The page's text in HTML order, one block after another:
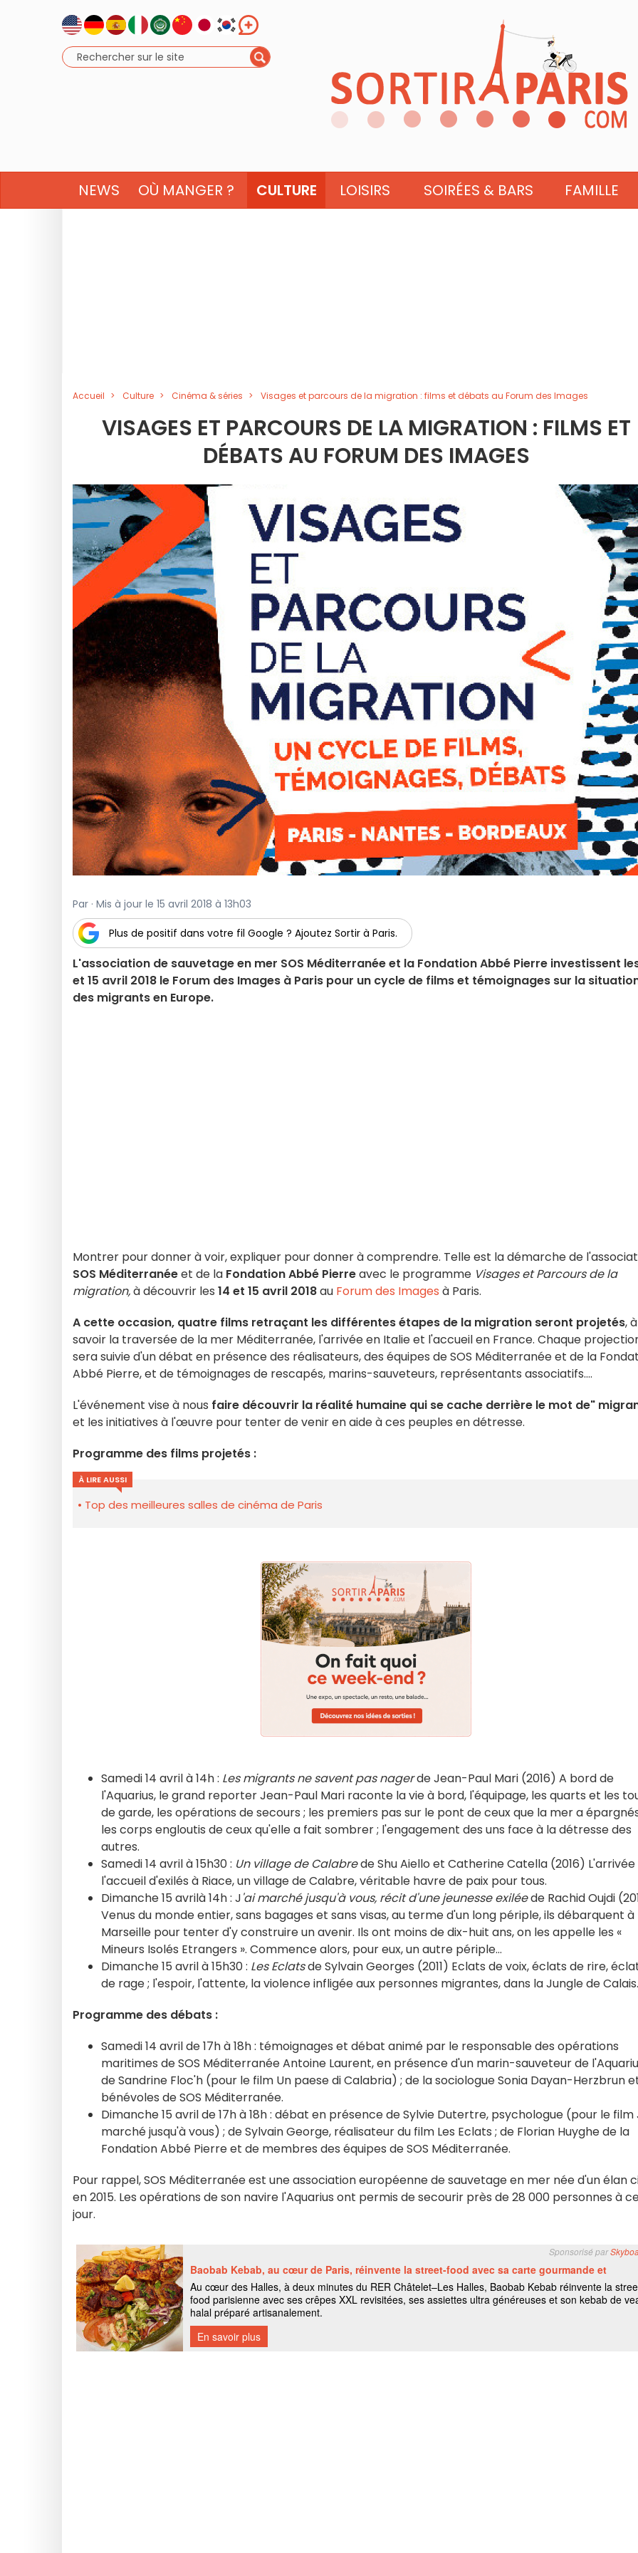
NEWS OÙ MANGER ? CULTURE LOISIRS SOIRÉES & BARS FAMILLE
Accueil Culture Cinéma & séries Visages et parcours de la migration : films et débats au Forum des Images
VISAGES ET PARCOURS DE LA MIGRATION : FILMS ET
DÉBATS AU FORUM DES IMAGES
Par · Mis à jour le 15 avril 2018 à 13h03
Plus de positif dans votre fil Google ? Ajoutez Sortir à Paris.
L'association de sauvetage en mer SOS Méditerranée et la Fondation Abbé Pierre investissent
et 15 avril 2018 le Forum des Images à Paris pour un cycle de films et témoignages sur la
des migrants en Europe.
Montrer pour donner à voir, expliquer pour donner à comprendre. Telle est la démarche de
SOS Méditerranéeet de la Fondation Abbé Pierreavec le programme Visages et Parcours de la
migration,à découvrir les 14 et 15 avril 2018au Forum des Images à Paris.
A cette occasion, quatre films retraçant les différentes étapes de la migration seront projetés, à
savoir la traversée de la mer Méditerranée, l'arrivée en Italie et l'accueil en France. Chaque
sera suivie d'un débat en présence des réalisateurs, des équipes de SOS Méditerranée et de la
Abbé Pierre, et de témoignages de rescapés, marins-sauveteurs, représentants associatifs….
L'événement vise à nous faire découvrir la réalité humaine qui se cache derrière le mot de"
et les initiatives à l'œuvre pour tenter de venir en aide à ces peuples en détresse.
Programme des films projetés :
À LIRE AUSSI
Top des meilleures salles de cinéma de Paris
Samedi 14 avril à 14h : Les migrants ne savent pas nagerde Jean-Paul Mari (2016) A bord de
l'Aquarius, le grand reporter Jean-Paul Mari raconte la vie à bord, l'équipage, les quarts et les
de garde, les opérations de secours ; les premiers pas sur le pont de ceux que la mer a
les corps engloutis de ceux qu'elle a fait sombrer ; l'engagement des uns face à la détresse des
autres.
Samedi 14 avril à 15h30 : Un village de Calabrede Shu Aiello et Catherine Catella (2016)
l'accueil d'exilés à Riace, un village de Calabre, véritable havre de paix pour tous.
Dimanche 15 avrilà 14h : J'ai marché jusqu'à vous, récit d'une jeunesse exiléede Rachid Oujdi
Venus du monde entier, sans bagages et sans visas, au terme d'un long périple, ils débarquent à
Marseille pour tenter d'y construire un avenir. Ils ont moins de dix-huit ans, on les appelle les «
Mineurs Isolés Etrangers ». Commence alors, pour eux, un autre périple…
Dimanche 15 avril à 15h30 : Les Eclatsde Sylvain Georges (2011) Eclats de voix, éclats de rire,
de rage ; l'espoir, l'attente, la violence infligée aux personnes migrantes, dans la Jungle de Calais.
Programme des débats :
Samedi 14 avril de 17h à 18h : témoignages et débat animé par le responsable des opérations
maritimes de SOS Méditerranée Antoine Laurent, en présence d'un marin-sauveteur de
de Sandrine Floc'h (pour le film Un paese di Calabria) ; de la sociologue Sonia Dayan-Herzbrun
bénévoles de SOS Méditerranée.
Dimanche 15 avril de 17h à 18h : débat en présence de Sylvie Dutertre, psychologue (pour le film
marché jusqu'à vous) ; de Sylvain George, réalisateur du film Les Eclats ; de Florian Huyghe de la
Fondation Abbé Pierre et de membres des équipes de SOS Méditerranée.
Pour rappel, SOS Méditerranée est une association européenne de sauvetage en mer née d'un élan
en 2015. Les opérations de son navire l'Aquarius ont permis de secourir près de 28 000 personnes à
jour.